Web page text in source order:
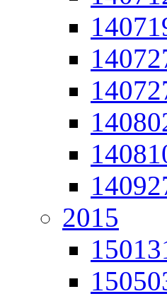
2015